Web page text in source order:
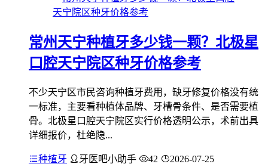
常州天宁种植牙多少钱一颗？北极星
口腔天宁院区种牙价格参考
不少天宁区市民咨询种植牙费用，缺牙修复价格没有统
一标准，主要看种植体品牌、牙槽骨条件、是否需要植
骨。北极星口腔天宁院区实行价格透明公示，术前出具
详细报价，杜绝隐...
种植牙 牙医吧小助手 42 2026-07-25